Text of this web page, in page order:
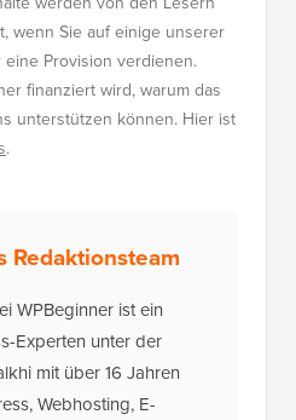
wenn Sie auf einige unserer
Provision verdienen.
finanziert wird, warum das
unterstützen können. Hier ist
.
Redaktionsteam
WPBeginner ist ein
Experten unter der
mit über 16 Jahren
Webhosting, E-